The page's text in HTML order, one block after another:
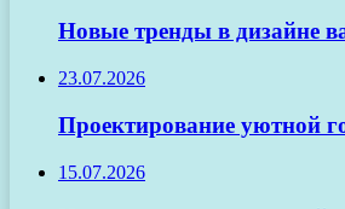
Новые тренды в дизайне
23.07.2026
Проектирование уютной
15.07.2026